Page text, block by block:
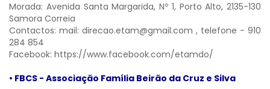
Morada: Avenida Santa Margarida, Nº 1, Porto Alto, 2135-130
Samora Correia
Contactos: mail: direcao.etam@gmail.com , telefone - 910
284 854
Facebook: https://www.facebook.com/etamdo/
• FBCS - Associação Família Beirão da Cruz e Silva